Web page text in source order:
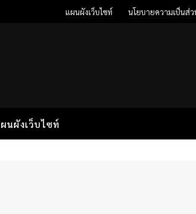
แผนผังเว็บไซท์ นโยบายความเป็นส่
นผังเว็บไซท์